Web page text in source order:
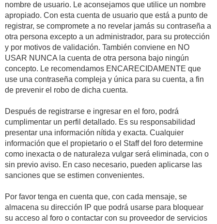
nombre de usuario. Le aconsejamos que utilice un nombre
apropiado. Con esta cuenta de usuario que está a punto de
registrar, se compromete a no revelar jamás su contraseña a
otra persona excepto a un administrador, para su protección
y por motivos de validación. También conviene en NO
USAR NUNCA la cuenta de otra persona bajo ningún
concepto. Le recomendamos ENCARECIDAMENTE que
use una contraseña compleja y única para su cuenta, a fin
de prevenir el robo de dicha cuenta.
Después de registrarse e ingresar en el foro, podrá
cumplimentar un perfil detallado. Es su responsabilidad
presentar una información nítida y exacta. Cualquier
información que el propietario o el Staff del foro determine
como inexacta o de naturaleza vulgar será eliminada, con o
sin previo aviso. En caso necesario, pueden aplicarse las
sanciones que se estimen convenientes.
Por favor tenga en cuenta que, con cada mensaje, se
almacena su dirección IP que podrá usarse para bloquear
su acceso al foro o contactar con su proveedor de servicios